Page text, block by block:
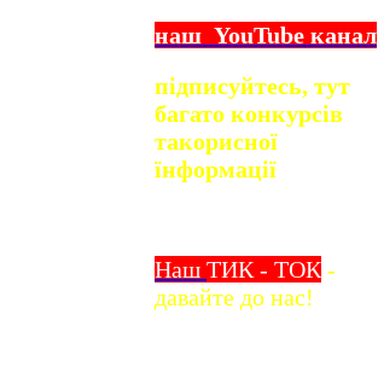
наш YouTube канал
підписуйтесь, тут
багато конкурсів
такорисної
їнформації
Наш ТИК - ТОК -
давайте до нас!